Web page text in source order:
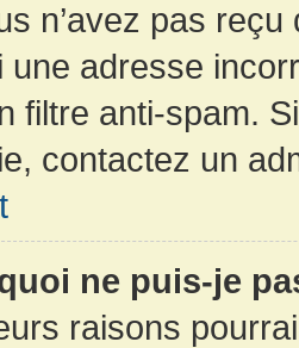
n’avez pas
une adresse
filtre anti-spam.
contactez un
ne puis-je
raisons